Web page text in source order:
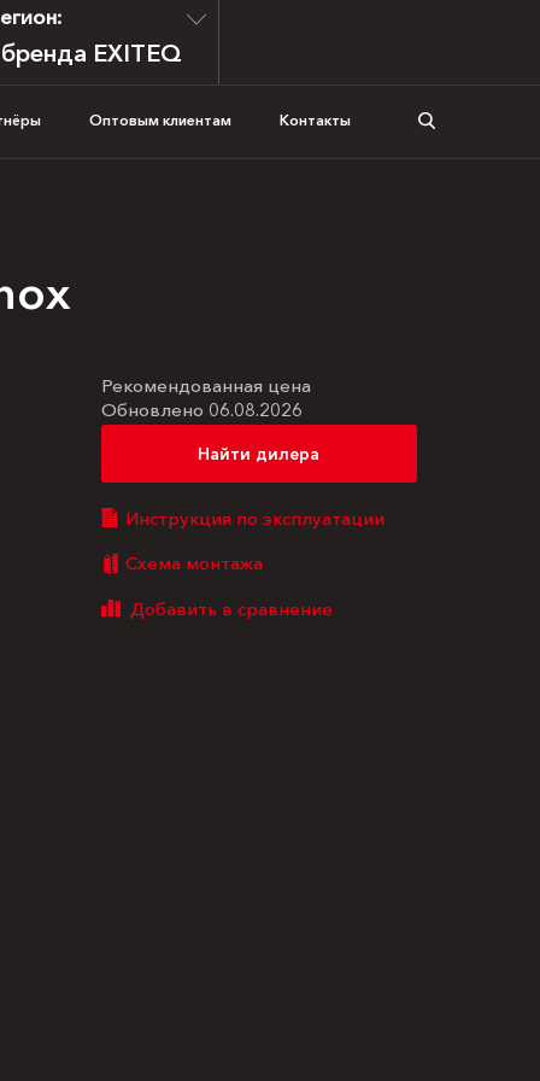
EXITEQ
Оптовым клиентам Контакты
Рекомендованная цена
Обновлено 06.08.2026
Найти дилера
Инструкция по эксплуатации
Схема монтажа